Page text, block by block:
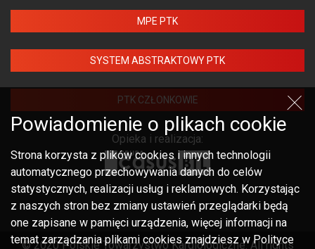
MPE PTK
SYSTEM ABSTRAKTOWY PTK
PTK CZŁONKOWIE
Opieka i realizacja:
© 2020 Polskie Towarzystwo Kardiologiczne. All rights
Powiadomienie o plikach cookie
Strona korzysta z plików cookies i innych technologii
automatycznego przechowywania danych do celów
statystycznych, realizacji usług i reklamowych. Korzystając
z naszych stron bez zmiany ustawień przeglądarki będą
one zapisane w pamięci urządzenia, więcej informacji na
temat zarządzania plikami cookies znajdziesz w Polityce